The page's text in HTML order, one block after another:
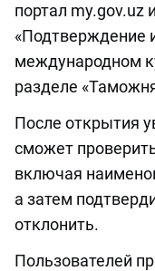
портал my.gov.uz
«Подтверждение
международном
разделе
После открытия
сможет
включая
а затем
отклонить.
Пользователей